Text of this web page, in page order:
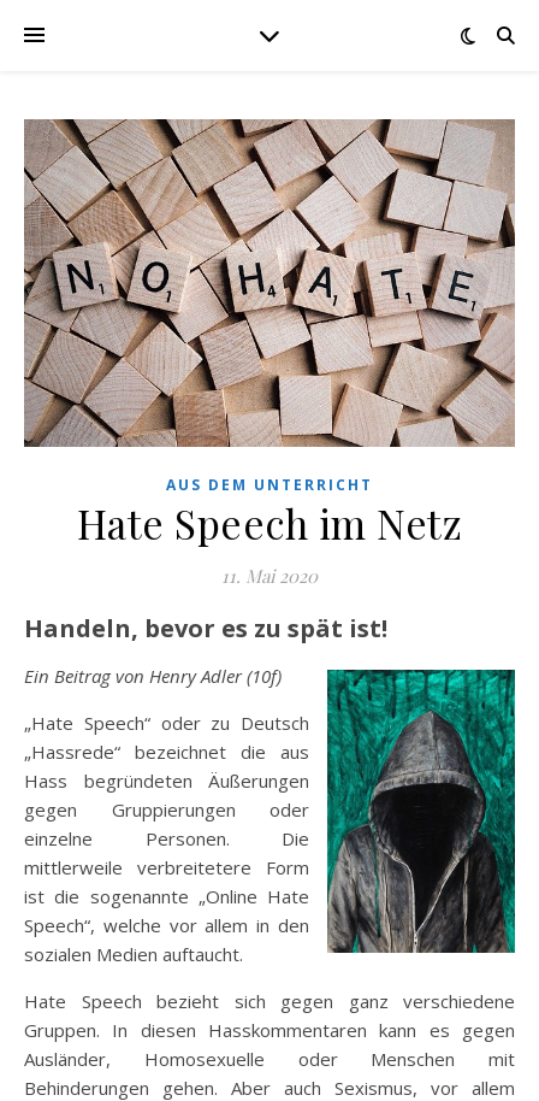
AUS DEM UNTERRICHT
Hate Speech im Netz
11. Mai 2020
Handeln, bevor es zu spät ist!
Ein Beitrag von Henry Adler (10f)
„Hate Speech“ oder zu Deutsch
„Hassrede“ bezeichnet die aus
Hass begründeten Äußerungen
gegen Gruppierungen oder
einzelne Personen. Die
mittlerweile verbreitetere Form
ist die sogenannte „Online Hate
Speech“, welche vor allem in den
sozialen Medien auftaucht.
Hate Speech bezieht sich gegen ganz verschiedene
Gruppen. In diesen Hasskommentaren kann es gegen
Ausländer, Homosexuelle oder Menschen mit
Behinderungen gehen. Aber auch Sexismus, vor allem